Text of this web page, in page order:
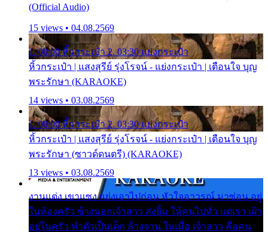
(Official Audio)
15 views • 04.08.2569
1. 00:00 หิ้วกระเป๋า 2. 03:30 แย่งกระเป๋า
หิ้วกระเป๋า | แสงสุรีย์ รุ่งโรจน์ - แย่งกระเป๋า | เตือนใจ บุญ
พระรักษา (KARAOKE)
14 views • 03.08.2569
1. 00:00 หิ้วกระเป๋า 2. 03:30 แย่งกระเป๋า
หิ้วกระเป๋า | แสงสุรีย์ รุ่งโรจน์ - แย่งกระเป๋า | เตือนใจ บุญ
พระรักษา (ซาวด์ดนตรี) (KARAOKE)
13 views • 03.08.2569
งานแต่ง เขาแซง แย่งเอาไปก่อน หัวใจอาวรณ์ มาซ่อน อยู่
ในห้องครัว ข้างนอกเจ้าสาว ส่งยิ้ม ให้คนไปทั่ว แต่เรา เฝ้า
อยู่ในครัว ทำตัวเป็นเด็ก ล้างจาน ในเมื่อ เจ้าสาว คือคน